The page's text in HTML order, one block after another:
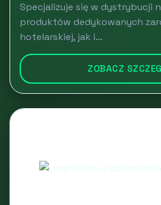
Specjalizuje się w dystrybucji
produktów dedykowanych
hotelarskiej, jak i...
ZOBACZ